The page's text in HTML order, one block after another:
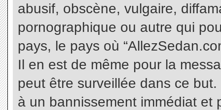
abusif, obscène, vulgaire,
pornographique ou autre qui
pays, le pays où
Il en est de même pour la
peut être surveillée dans ce
à un bannissement immédiat et